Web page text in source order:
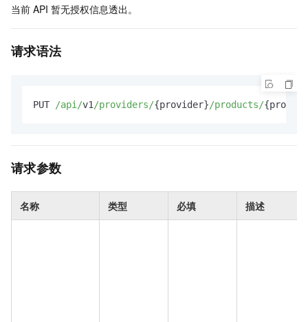
当前 API 暂无授权信息透出。
请求语法
PUT /api/v1 /providers/{provider}/products/
请求参数
名称 类型 必填 描述